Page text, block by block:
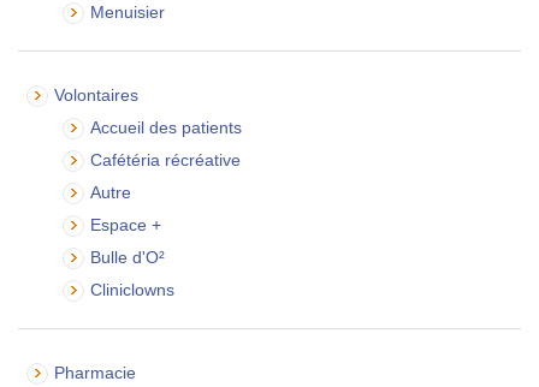
Menuisier
Volontaires
Accueil des patients
Cafétéria récréative
Autre
Espace +
Bulle d'O²
Cliniclowns
Pharmacie